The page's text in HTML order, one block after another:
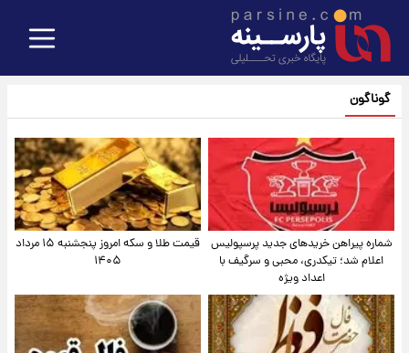
گوناگون
شماره پیراهن خریدهای جدید پرسپولیس
اعلام شد؛ تیکدری، محبی و سرگیف با
اعداد ویژه
قیمت طلا و سکه امروز پنجشنبه ۱۵ مرداد
۱۴۰۵